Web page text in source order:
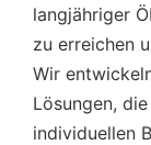
langjähriger
zu erreichen
Wir
Lösungen,
individuellen